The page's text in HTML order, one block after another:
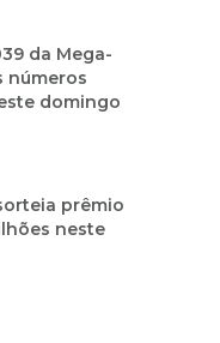
da Mega-
números
domingo
prêmio
neste